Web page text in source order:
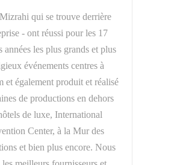
qui se trouve derrière
- ont réussi pour les 17
années les plus grands et plus
événements centres à
et également produit et réalisé
de productions en dehors
de luxe, International
Center, à la Mur des
et bien plus encore. Nous